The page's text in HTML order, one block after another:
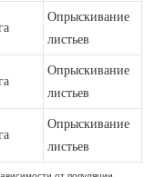
Опрыскивание
листьев
Опрыскивание
листьев
Опрыскивание
листьев